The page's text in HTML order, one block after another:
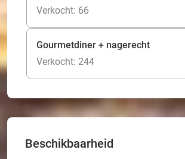
Verkocht: 66
Gourmetdiner + nagerecht
Verkocht: 244
Beschikbaarheid